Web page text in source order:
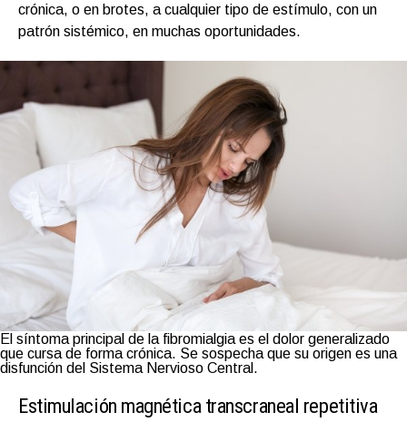
crónica, o en brotes, a cualquier tipo de estímulo, con un
patrón sistémico, en muchas oportunidades.
El síntoma principal de la fibromialgia es el dolor generalizado
que cursa de forma crónica. Se sospecha que su origen es una
disfunción del Sistema Nervioso Central.
Estimulación magnética transcraneal repetitiva